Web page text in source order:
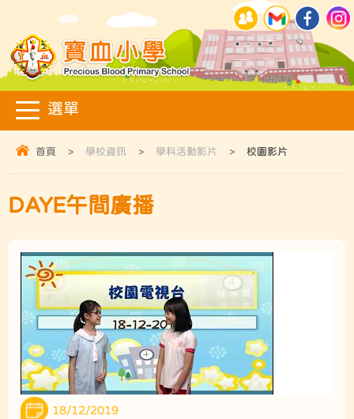
首頁 > 學校資訊 > 學科活動影片 > 校園影片
DAYE午間廣播
18/12/2019